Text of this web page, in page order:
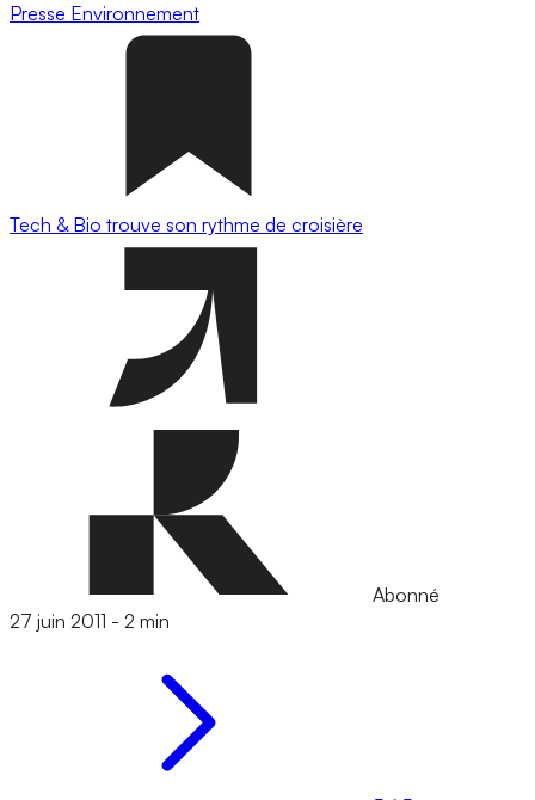
Presse Environnement
Tech & Bio trouve son rythme de croisière
Abonné
27 juin 2011 - 2 min